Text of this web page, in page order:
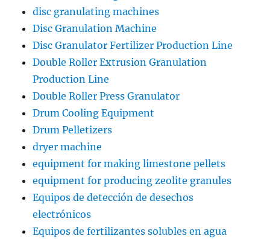
disc granulating machines
Disc Granulation Machine
Disc Granulator Fertilizer Production Line
Double Roller Extrusion Granulation
Production Line
Double Roller Press Granulator
Drum Cooling Equipment
Drum Pelletizers
dryer machine
equipment for making limestone pellets
equipment for producing zeolite granules
Equipos de detección de desechos
electrónicos
Equipos de fertilizantes solubles en agua